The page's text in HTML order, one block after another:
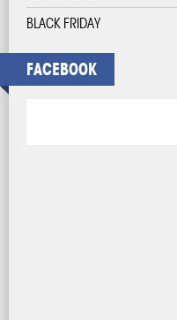
BLACK FRIDAY
FACEBOOK